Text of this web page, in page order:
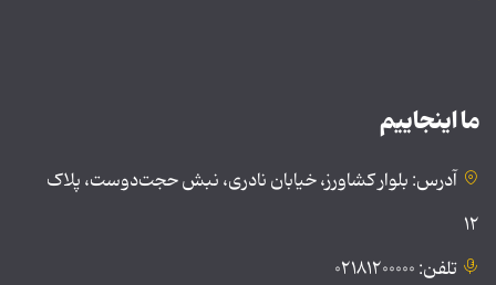
ما اینجاییم
آدرس: بلوار کشاورز، خیابان نادری، نبش حجت‌دوست، پلاک
۱۲
تلفن: ۰۲۱۸۱۲۰۰۰۰۰